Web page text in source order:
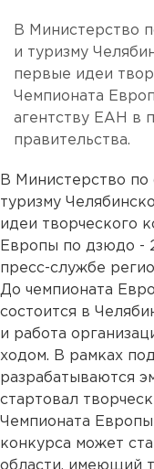
В Министерство
и туризму
первые идеи
Чемпионата
агентству ЕАН в
правительства.
В Министерство по
туризму
идеи творческого
Европы по дзюдо -
пресс-службе
До чемпионата
состоится в
и работа
ходом. В рамках
разрабатываются
стартовал
Чемпионата
конкурса может
области, имеющий